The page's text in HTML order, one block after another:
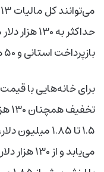
بازپرداخت استانی و ۵۰ هزار دلار کمک تکمیلی جدید است.
۱.۵ تا ۱.۸۵